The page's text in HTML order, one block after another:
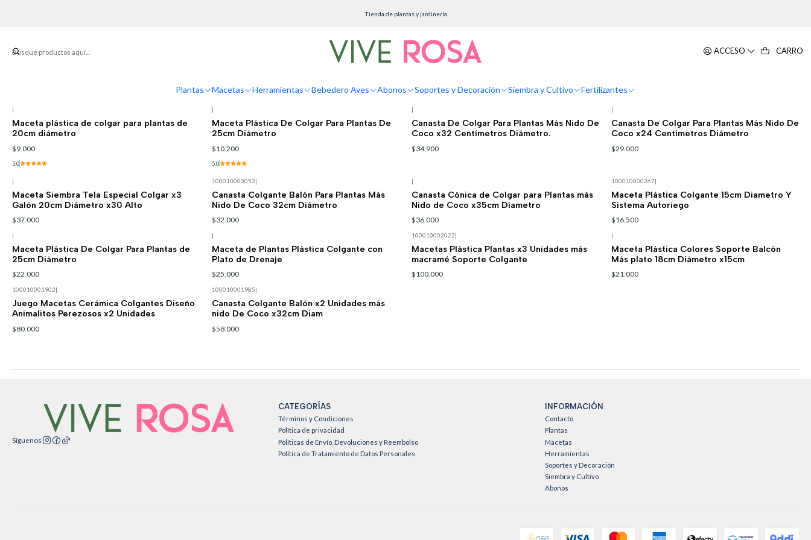
ACCESO CARRO
Plantas Macetas Herramientas Bebedero Aves Abonos Soportes y Decoración Siembra y Cultivo Fertilizantes
Tienda de plantas y jardinería
Inicio Macetas Colgantes
Colgantes Filtros
|
Maceta plástica de colgar para plantas de
20cm diámetro
$9.000
5.0
|
Maceta Plástica De Colgar Para Plantas De
25cm Diámetro
$10.200
5.0
|
Canasta De Colgar Para Plantas Más Nido De
Coco x32 Centímetros Diámetro.
$34.900
|
Canasta De Colgar Para Plantas Más Nido De
Coco x24 Centímetros Diámetro
$29.000
|
Maceta Siembra Tela Especial Colgar x3
Galón 20cm Diámetro x30 Alto
$37.000
100010000053|
Canasta Colgante Balón Para Plantas Más
Nido De Coco 32cm Diámetro
$32.000
|
Canasta Cónica de Colgar para Plantas más
Nido de Coco x35cm Díametro
$36.000
100010000267|
Maceta Plástica Colgante 15cm Diametro Y
Sistema Autoriego
$16.500
|
Maceta Plástica De Colgar Para Plantas de
25cm Diámetro
$22.000
|
Maceta de Plantas Plástica Colgante con
Plato de Drenaje
$25.000
100010002022|
Macetas Plástica Plantas x3 Unidades más
macramé Soporte Colgante
$100.000
|
Maceta Plástica Colores Soporte Balcón
Más plato 18cm Diámetro x15cm
$21.000
100010001902|
Juego Macetas Cerámica Colgantes Diseño
Animalitos Perezosos x2 Unidades
$80.000
100010001985|
Canasta Colgante Balón x2 Unidades más
nido De Coco x32cm Diam
$58.000
Síguenos
CATEGORÍAS
Términos y Condiciones
Política de privacidad
Políticas de Envío, Devoluciones y Reembolso
Política de Tratamiento de Datos Personales
INFORMACIÓN
Contacto
Plantas
Macetas
Herramientas
Soportes y Decoración
Siembra y Cultivo
Abonos